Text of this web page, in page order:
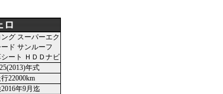
ロ
ング スーパーエク
ード サンルーフ
ート ＨＤＤナビ
年式
行22000km
年9月迄